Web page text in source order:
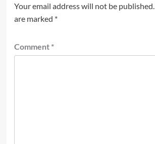
Your email address will not be published.
are marked *
Comment *